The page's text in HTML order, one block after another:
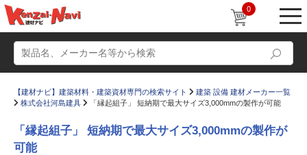
0
【建材ナビ】建築材料・建築資材専門の検索サイト
建築 設備 建材メーカー一覧
株式会社河島建具
「縁起組子」 短納期で最大サイズ3,000mmの製作が可能
「縁起組子」 短納期で最大サイズ3,000mmの製作が
可能